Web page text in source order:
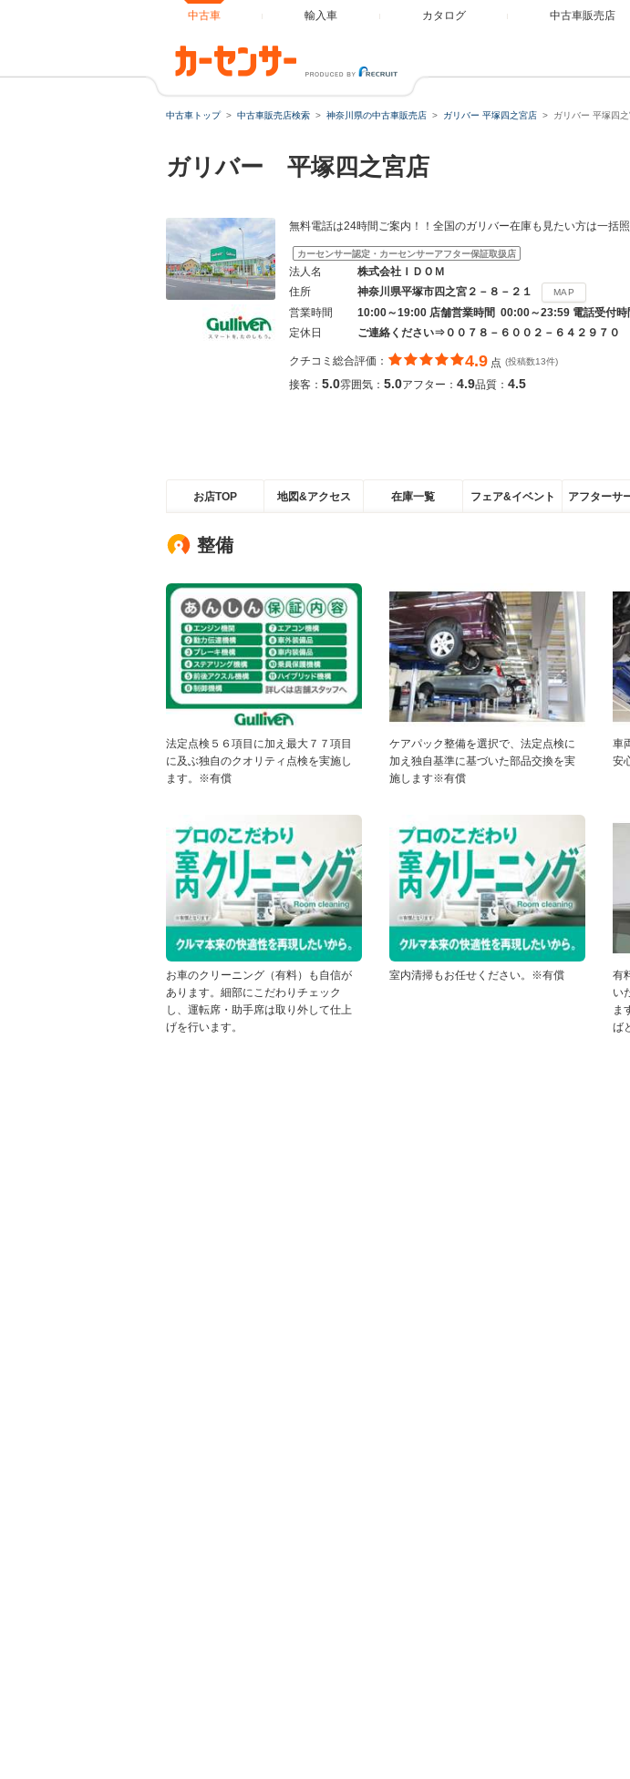
中古車 輸入車 カタログ 中古車販売店
中古車トップ 中古車販売店検索 神奈川県の中古車販売店 ガリバー 平塚四之宮店 ガリバー 平塚四
ガリバー 平塚四之宮店
無料電話は24時間ご案内！！全国のガリバー在庫も見たい方は一括照
カーセンサー認定・カーセンサーアフター保証取扱店
法人名
株式会社ＩＤＯＭ
住所
神奈川県平塚市四之宮２－８－２１ MAP
営業時間
10:00～19:00 店舗営業時間 00:00～23:59 電話受付時
定休日
ご連絡ください⇒００７８－６００２－６４２９７０
クチコミ総合評価： 4.9 点 (投稿数13件)
接客： 5.0雰囲気： 5.0アフター： 4.9品質： 4.5
お店TOP 地図&アクセス 在庫一覧 フェア&イベント アフターサ
整備
法定点検５６項目に加え最大７７項目
に及ぶ独自のクオリティ点検を実施し
ます。※有償
ケアパック整備を選択で、法定点検に
加え独自基準に基づいた部品交換を実
施します※有償
車
安
お車のクリーニング（有料）も自信が
あります。細部にこだわりチェック
し、運転席・助手席は取り外して仕上
げを行います。
室内清掃もお任せください。※有償
有
い
ま
ば